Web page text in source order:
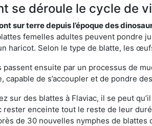
se déroule le cycle de
sur terre depuis l’époque des
femelles adultes peuvent pondre
haricot. Selon le type de blatte, les
passent ensuite par un processus de
capable de s’accoupler et de pondre
sur des blattes à Flaviac, il se peut
rester enceinte tout le reste de leur
de 30 nouvelles nymphes de blattes